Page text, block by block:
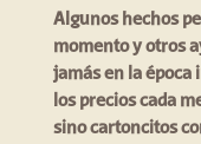
Algunos hechos
momento y otros
jamás en la
los precios cada
sino cartoncitos